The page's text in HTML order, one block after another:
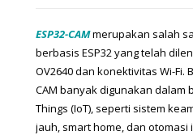
ESP32-CAM merupakan salah
berbasis ESP32 yang telah
OV2640 dan konektivitas Wi-Fi.
CAM banyak digunakan
Things (IoT), seperti sistem
jauh, smart home, dan